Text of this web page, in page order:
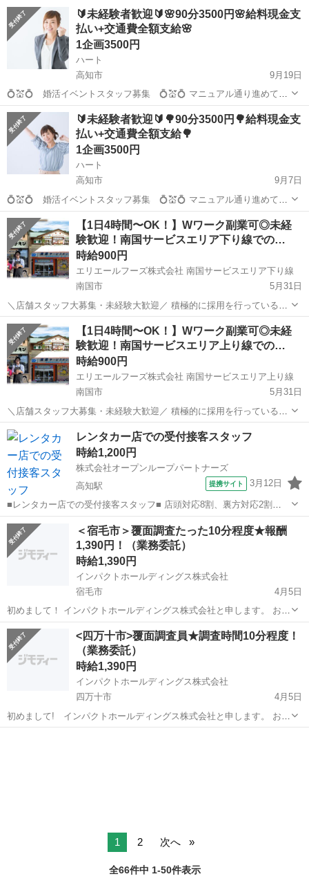
ゴト内容】 スタッフを安全に希望地やお店まで 送迎していただくお仕
事です！ 好きな音楽を聞き...
高知 蓮池町通駅 その他
🔰未経験者歓迎🔰🌸90分3500円🌸給料現金支
払い+交通費全額支給🌸
1企画3500円
ハート
高知市
9月19日
💍💒💍 婚活イベントスタッフ募集 💍💒💍 マニュアル通り進めて頂
くだけのお仕事です！ どなたでも出来るお仕事です！ 🍰☕🍰 現スタ
ッフの声 🍰☕🍰 「幸せのお手伝い出来て、やりがいあります...
高知 高知市 その他 給料
🔰未経験者歓迎🔰🌳90分3500円🌳給料現金支
払い+交通費全額支給🌳
1企画3500円
ハート
高知市
9月7日
💍💒💍 婚活イベントスタッフ募集 💍💒💍 マニュアル通り進めて頂
くだけのお仕事です！ どなたでも出来るお仕事です！ 🍰☕🍰 現スタ
ッフの声 🍰☕🍰 「幸せのお手伝い出来て、やりがいあります...
高知 その他
【1日4時間〜OK！】Wワーク副業可◎未経
験歓迎！南国サービスエリア下り線での…
時給900円
エリエールフーズ株式会社 南国サービスエリア下り線
南国市
5月31日
＼店舗スタッフ大募集・未経験大歓迎／ 積極的に採用を行っているの
で、今がチャンス！！！ ★こちらの求人情報は、ジモティーが事前に
審査を行っております。 ★オススメのポイント★ 色々な事情に合わせ
た働き方が可能...
高知 その他 スタッフ
【1日4時間〜OK！】Wワーク副業可◎未経
験歓迎！南国サービスエリア上り線での…
時給900円
エリエールフーズ株式会社 南国サービスエリア上り線
南国市
5月31日
＼店舗スタッフ大募集・未経験大歓迎／ 積極的に採用を行っているの
で、今がチャンス！！！ ★こちらの求人情報は、ジモティーが事前に
審査を行っております。 ★オススメのポイント★ 色々な事情に合わせ
た働き方が可能...
高知 その他 スタッフ
レンタカー店での受付接客スタッフ
時給1,200円
株式会社オープンループパートナーズ
高知駅
提携サイト 3月12日
■レンタカー店での受付接客スタッフ■ 店頭対応8割、裏方対応2割
【店頭対応】 ・予約受付やお客様からの問い合わせ対応 ・貸出：お客
様の予約確認や免許証確認、貸出時の注意事項の説明、契約書の説
明、車への案内等 返却：傷...
高知 高知駅 その他
＜宿毛市＞覆面調査たった10分程度★報酬
1,390円！（業務委託）
時給1,390円
インパクトホールディングス株式会社
宿毛市
4月5日
初めまして！ インパクトホールディングス株式会社と申します。 お仕
事検索サイト『MediF』( https://medif.jp/)を運営しているマザーズ上場
企業です。 今回は覆面調査のお仕事をご紹介します！...
高知 その他 MediF
<四万十市>覆面調査員★調査時間10分程度！
（業務委託）
時給1,390円
インパクトホールディングス株式会社
四万十市
4月5日
初めまして! インパクトホールディングス株式会社と申します。 お仕
事検索サイト『MediF』( https://medif.jp/)を運営しているマザーズ上場
1 2 次へ
全66件中 1-50件表示